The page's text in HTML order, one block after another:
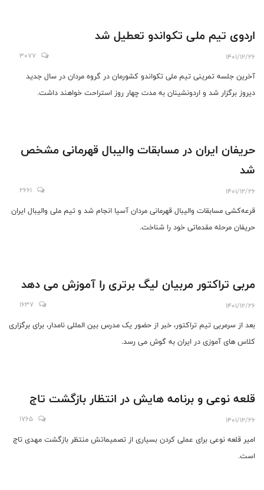
اردوی تیم ملی تکواندو تعطیل شد
1401/12/26
3077
آخرین جلسه تمرینی تیم ملی تکواندو کشورمان در گروه مردان در سال جدید
دیروز برگزار شد و اردونشینان به مدت چهار روز استراحت خواهند داشت.
حریفان ایران در مسابقات والیبال قهرمانی مشخص
شد
1401/12/26
2661
قرعه‌کشی مسابقات والیبال قهرمانی مردان آسیا انجام شد و تیم ملی والیبال ایران
حریفان مرحله مقدماتی خود را شناخت.
مربی تراکتور مربیان لیگ برتری را آموزش می دهد
1401/12/26
1637
بعد از سرمربی تیم تراکتور، خبر از حضور یک مدرس بین المللی نامدار، برای برگزاری
کلاس های آموزی در ایران به گوش می رسد.
قلعه نوعی و برنامه هایش در انتظار بازگشت تاج
1401/12/26
1765
امیر قلعه نوعی برای عملی کردن بسیاری از تصمیماتش منتظر بازگشت مهدی تاج
است.